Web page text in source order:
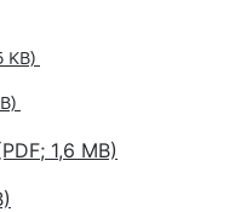
KB)
1,6 MB)